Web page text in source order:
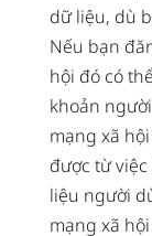
dữ liệu, dù
Nếu bạn
hội đó có
khoản
mạng xã
được từ
liệu người
mạng xã